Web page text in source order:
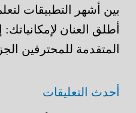
بين أشهر التطبيقات
أطلق العنان
المتقدمة للمحترفين
أحدث التعليقات